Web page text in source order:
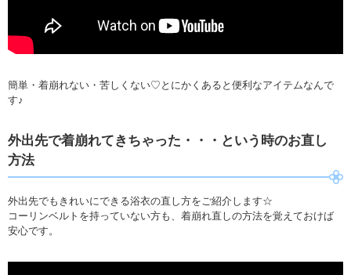
簡単・着崩れない・苦しくない♡とにかくあると便利なアイテムなんで
す♪
外出先で着崩れてきちゃった・・・という時のお直し
方法
外出先でもきれいにできる浴衣の直し方をご紹介します☆
コーリンベルトを持っていない方も、着崩れ直しの方法を覚えておけば
安心です。